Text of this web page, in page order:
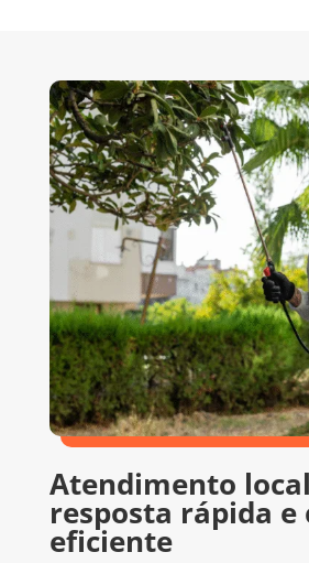
Atendimento
resposta rápida
eficiente